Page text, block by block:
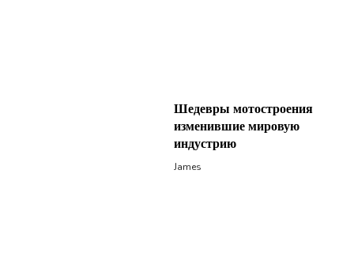
Шедевры мотостроения
изменившие мировую
индустрию
James